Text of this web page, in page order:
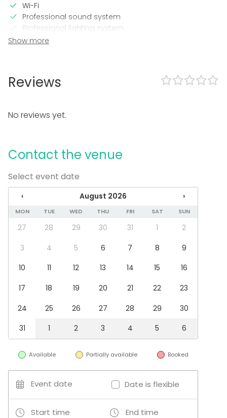
Wi-Fi
Professional sound system
Professional lighting system
In the venue
Dance floor
Exclusive use of venue
Equipment
Event types
Wedding
Dinner / Lunch
Conference / Seminar
Fair / Exhibition
Business / Corporate Event
Family Celebration
Venue type
Multi-purpose event space
Party room
Cinema / Theatre
Conference center
Show more
Reviews
No reviews yet.
Contact the venue
Select event date
‹ August 2026 ›
MON TUE WED THU FRI SAT SUN
27 28 29 30 31 1
2
3
4 5 6 7 8
9
10
11 12 13 14 15
16
17
18 19 20 21 22
23
24
25 26 27 28 29
30
31
1 2 3 4 5 6
Available Partially available Booked
Event date Date is flexible
Start time End time